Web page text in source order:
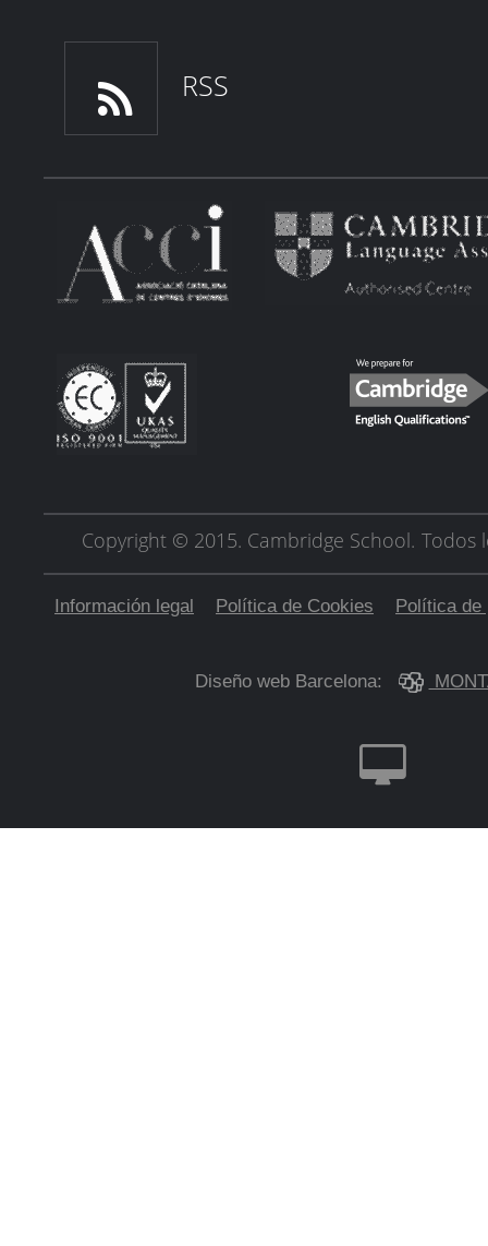
RSS
Copyright © 2015. Cambridge School. Todos
Información legal Política de Cookies Política de
Diseño web Barcelona: